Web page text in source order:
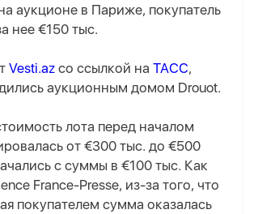
аукционе в Париже, покупатель
нее €150 тыс.
Vesti.az со ссылкой на ТАСС,
аукционным домом Drouot.
лота перед началом
от €300 тыс. до €500
с суммы в €100 тыс. Как
France-Presse, из-за того, что
покупателем сумма оказалась